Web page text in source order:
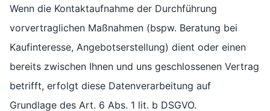
Wenn die Kontaktaufnahme der Durchführung
vorvertraglichen Maßnahmen (bspw. Beratung bei
Kaufinteresse, Angebotserstellung) dient oder einen
bereits zwischen Ihnen und uns geschlossenen Vertrag
betrifft, erfolgt diese Datenverarbeitung auf
Grundlage des Art. 6 Abs. 1 lit. b DSGVO.